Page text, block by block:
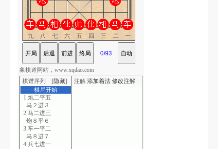
九八七六五四三二一
棋谱序列 [隐藏]
====棋局开始
1.炮二平五
马２进３
2.马二进三
炮８平６
3.车一平二
马８进７
4.兵七进一
注解 添加着法 修改注解
象棋道网站，www.xqdao.com